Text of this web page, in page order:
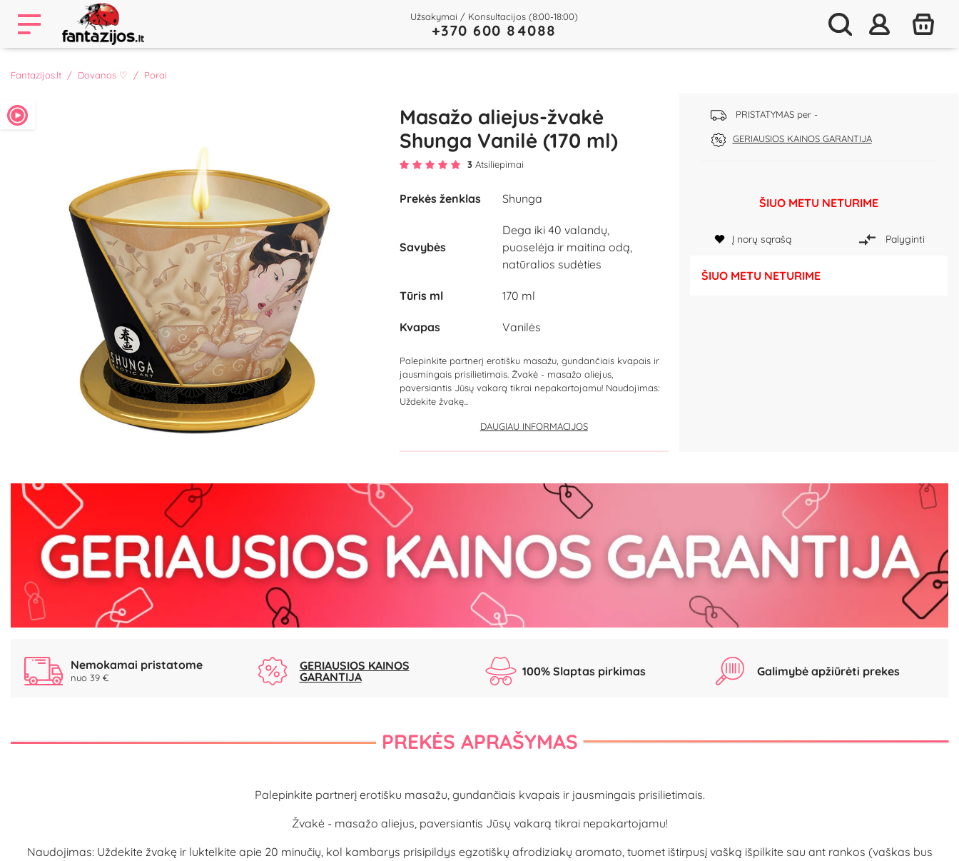
Užsakymai / Konsultacijos (8:00-18:00)
+370 600 84088
Fantazijos.lt Dovanos ♡ Porai
Masažo aliejus-žvakė
Shunga Vanilė (170 ml)
3 Atsiliepimai
PRISTATYMAS per -
GERIAUSIOS KAINOS GARANTIJA
Prekės ženklas Shunga
Savybės
Dega iki 40 valandų,
puoselėja ir maitina odą,
natūralios sudėties
Tūris ml 170 ml
Kvapas Vanilės
Palepinkite partnerį erotišku masažu, gundančiais kvapais ir
jausmingais prisilietimais. Žvakė - masažo aliejus,
paversiantis Jūsų vakarą tikrai nepakartojamu! Naudojimas:
Uždekite žvakę...
DAUGIAU INFORMACIJOS
ŠIUO METU NETURIME
Į norų sąrašą Palyginti
ŠIUO METU NETURIME
Nemokamai pristatome
nuo 39 €
GERIAUSIOS KAINOS
GARANTIJA
100% Slaptas pirkimas Galimybė apžiūrėti prekes
PREKĖS APRAŠYMAS
Palepinkite partnerį erotišku masažu, gundančiais kvapais ir jausmingais prisilietimais.
Žvakė - masažo aliejus, paversiantis Jūsų vakarą tikrai nepakartojamu!
Naudojimas: Uždekite žvakę ir luktelkite apie 20 minučių, kol kambarys prisipildys egzotiškų afrodiziakų aromato, tuomet ištirpusį vašką išpilkite sau ant rankos (vaškas bus